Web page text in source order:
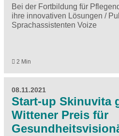
Bei der Fortbildung für
ihre innovativen Lösungen /
Sprachassistenten Voize
2 Min
08.11.2021
Start-up Skinuvita
Wittener Preis für